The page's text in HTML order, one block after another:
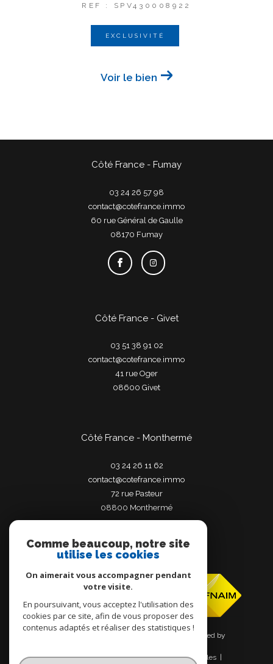
REF : SPV430008922
EXCLUSIVITÉ
Voir le bien
Côté France - Fumay
03 24 26 57 98
contact@cotefrance.immo
60 rue Général de Gaulle
08170
fumay
Côté France - Givet
03 51 38 91 02
contact@cotefrance.immo
41 rue Oger
08600
givet
Côté France - Monthermé
03 24 26 11 62
contact@cotefrance.immo
72 rue Pasteur
08800
monthermé
Adhérents
© 2026 | Tous droits réservés | Traduction powered by
Nos honoraires
Plan du site
Mentions légales
Comme beaucoup, notre site
utilise les cookies
On aimerait vous accompagner pendant
votre visite.
En poursuivant, vous acceptez l'utilisation des
cookies par ce site, afin de vous proposer des
contenus adaptés et réaliser des statistiques !